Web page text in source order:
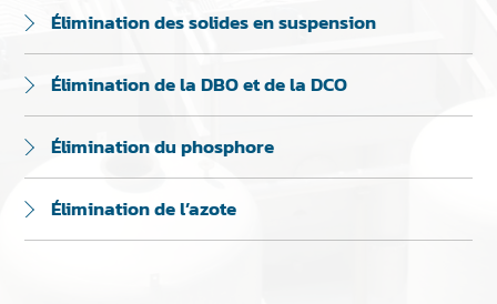
Élimination des solides en suspension
Élimination de la DBO et de la DCO
Élimination du phosphore
Élimination de l’azote